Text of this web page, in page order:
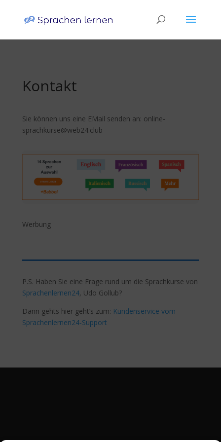
Kontakt
Sie können uns eine EMail senden an: online-
sprachkurse@web24.club
Werbung
P.S. Haben Sie eine Frage rund um die Sprachkurse von
Sprachenlernen24, Udo Gollub?
Dann gehts hier geht’s zum: Kundenservice vom
Sprachenlernen24-Support